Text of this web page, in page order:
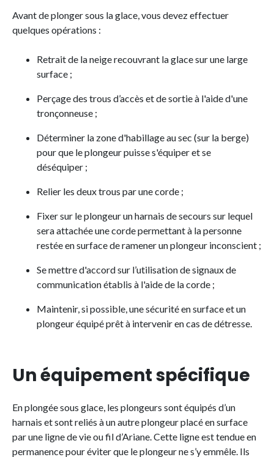
Avant de plonger sous la glace, vous devez effectuer
quelques opérations :
Retrait de la neige recouvrant la glace sur une large
surface ;
Perçage des trous d’accès et de sortie à l'aide d'une
tronçonneuse ;
Déterminer la zone d'habillage au sec (sur la berge)
pour que le plongeur puisse s'équiper et se
déséquiper ;
Relier les deux trous par une corde ;
Fixer sur le plongeur un harnais de secours sur lequel
sera attachée une corde permettant à la personne
restée en surface de ramener un plongeur inconscient ;
Se mettre d'accord sur l’utilisation de signaux de
communication établis à l'aide de la corde ;
Maintenir, si possible, une sécurité en surface et un
plongeur équipé prêt à intervenir en cas de détresse.
Un équipement spécifique
En plongée sous glace, les plongeurs sont équipés d’un
harnais et sont reliés à un autre plongeur placé en surface
par une ligne de vie ou fil d’Ariane. Cette ligne est tendue en
permanence pour éviter que le plongeur ne s’y emmêle. Ils